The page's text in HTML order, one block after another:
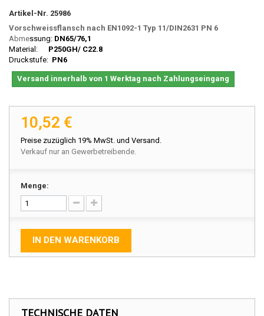
Artikel-Nr. 25986
Vorschweissflansch nach EN1092-1 Typ 11/DIN2631 PN 6
Abmessung: DN65/76,1
Material: P250GH/ C22.8
Druckstufe: PN6
Versand innerhalb von 1 Werktag nach Zahlungseingang
10,52 €
Preise zuzüglich 19% MwSt. und Versand.
Verkauf nur an Gewerbetreibende.
Menge:
IN DEN WARENKORB
TECHNISCHE DATEN